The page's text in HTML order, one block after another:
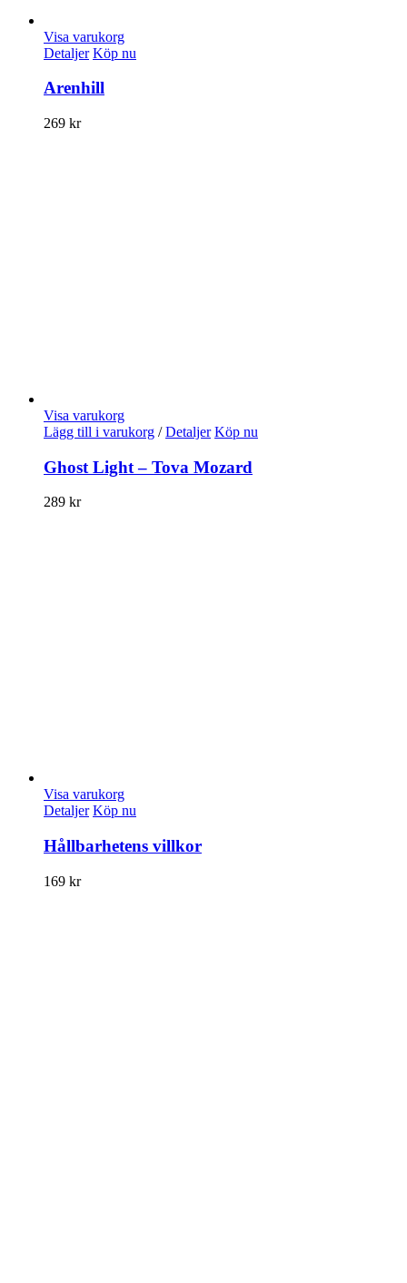
Visa varukorg
Detaljer Köp nu
Arenhill
269 kr
Visa varukorg
Lägg till i varukorg / Detaljer Köp nu
Ghost Light – Tova Mozard
289 kr
Visa varukorg
Detaljer Köp nu
Hållbarhetens villkor
169 kr